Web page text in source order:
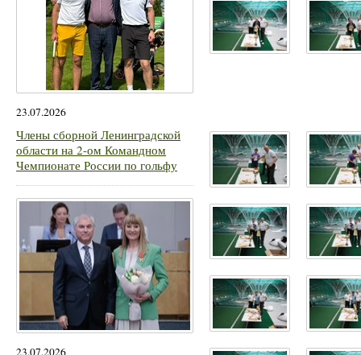
23.07.2026
Члены сборной Ленинградской
области на 2-ом Командном
Чемпионате России по гольфу